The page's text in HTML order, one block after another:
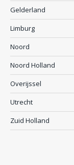
Gelderland
Limburg
Noord
Noord Holland
Overijssel
Utrecht
Zuid Holland